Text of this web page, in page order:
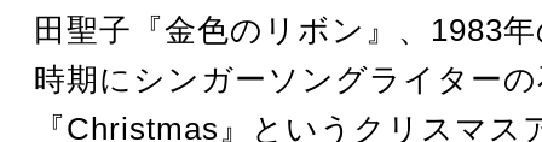
田聖子『金色のリボン』、1983
時期にシンガーソングライター
『Christmas』というクリスマス